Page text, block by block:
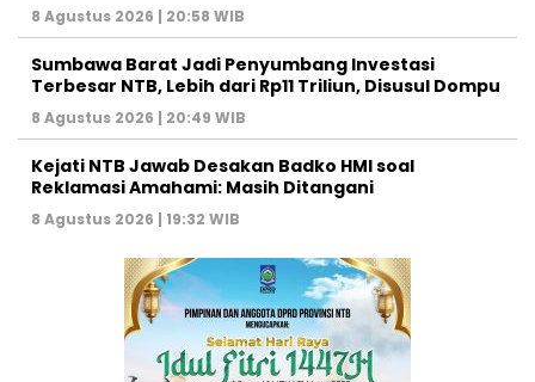
8 Agustus 2026 | 20:58 WIB
Sumbawa Barat Jadi Penyumbang Investasi
Terbesar NTB, Lebih dari Rp11 Triliun, Disusul Dompu
8 Agustus 2026 | 20:49 WIB
Kejati NTB Jawab Desakan Badko HMI soal
Reklamasi Amahami: Masih Ditangani
8 Agustus 2026 | 19:32 WIB